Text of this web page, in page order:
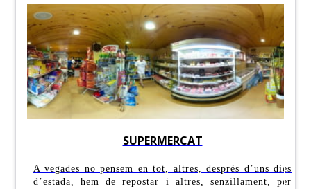
SUPERMERCAT
A vegades no pensem en tot, altres, desprès d’uns dies
d’estada, hem de repostar i altres, senzillament, per